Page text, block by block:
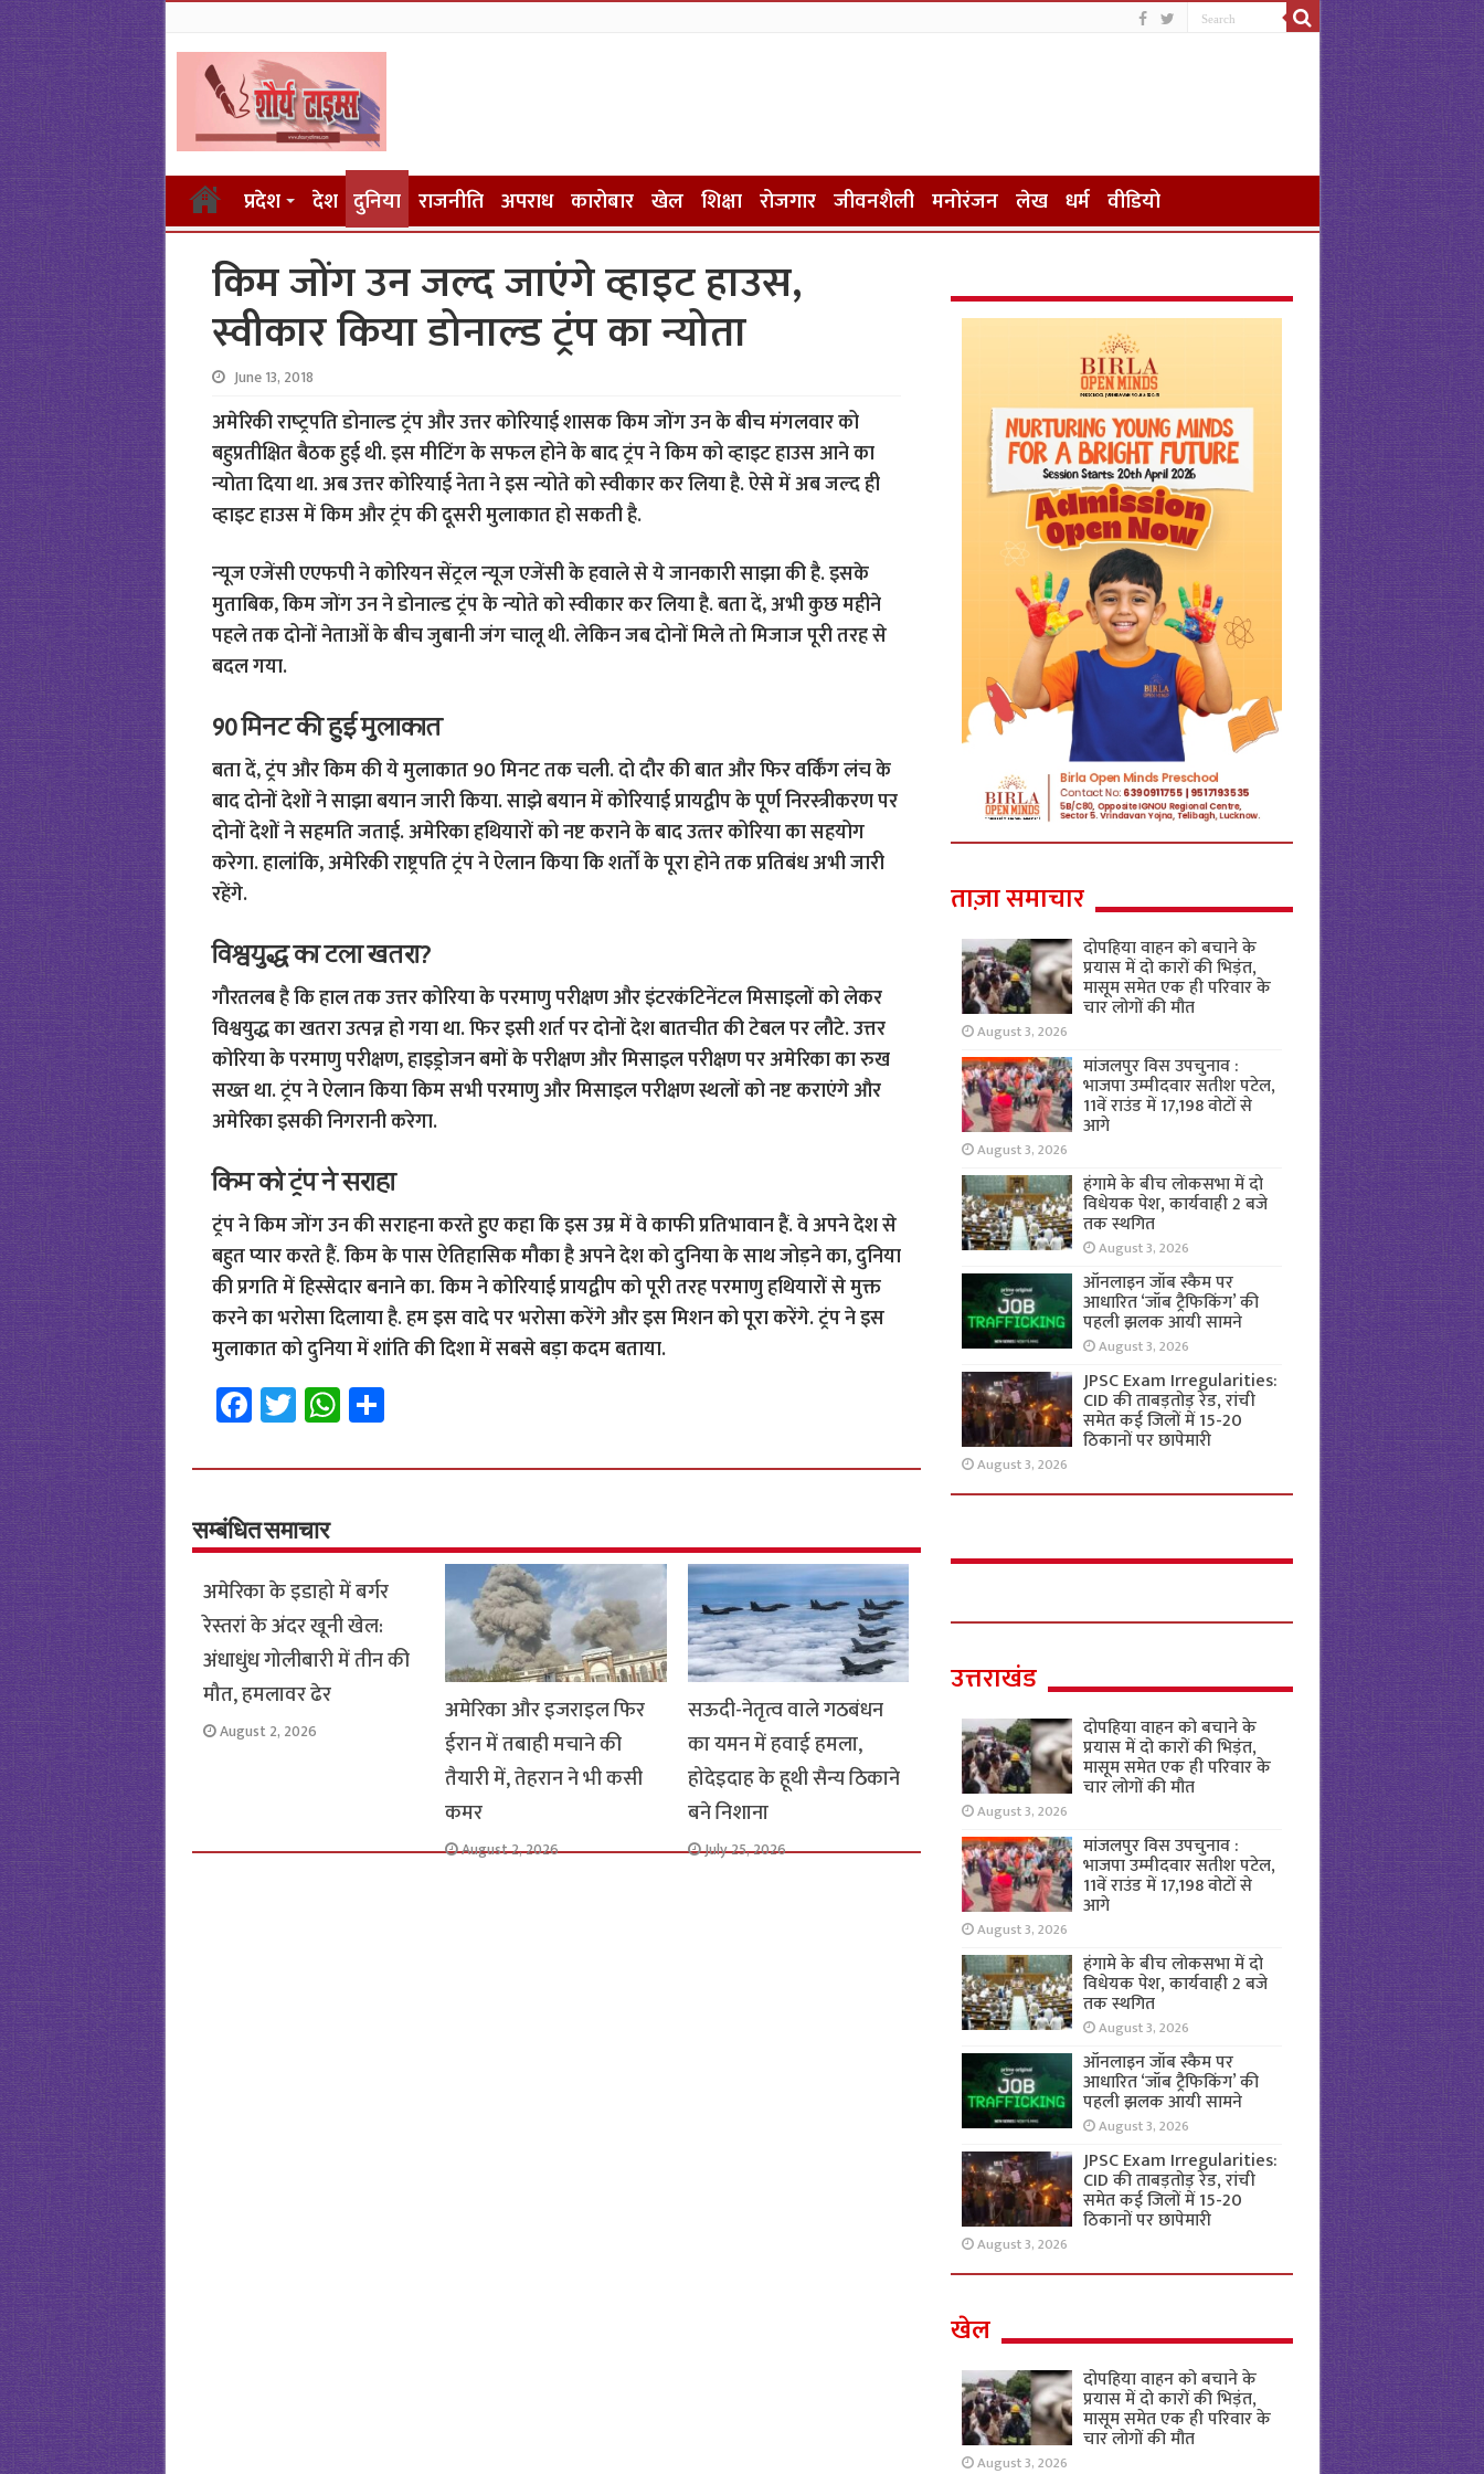
प्रदेश देश दुनिया राजनीति अपराध कारोबार खेल शिक्षा रोजगार जीवनशैली मनोरंजन लेख धर्म वीडियो
किम जोंग उन जल्‍द जाएंगे व्हाइट हाउस,
स्वीकार किया डोनाल्‍ड ट्रंप का न्योता
June 13, 2018
अमेरिकी राष्‍ट्रपति डोनाल्‍ड ट्रंप और उत्तर कोरियाई शासक किम जोंग उन के बीच मंगलवार को
बहुप्रतीक्षित बैठक हुई थी. इस मीटिंग के सफल होने के बाद ट्रंप ने किम को व्हाइट हाउस आने का
न्योता दिया था. अब उत्तर कोरियाई नेता ने इस न्‍योते को स्‍वीकार कर लिया है. ऐसे में अब जल्‍द ही
व्हाइट हाउस में किम और ट्रंप की दूसरी मुलाकात हो सकती है.
न्‍यूज एजेंसी एएफपी ने कोरियन सेंट्रल न्‍यूज एजेंसी के हवाले से ये जानकारी साझा की है. इसके
मुताबिक, किम जोंग उन ने डोनाल्‍ड ट्रंप के न्‍योते को स्‍वीकार कर लिया है. बता दें, अभी कुछ महीने
पहले तक दोनों नेताओं के बीच जुबानी जंग चालू थी. लेकिन जब दोनों मिले तो मिजाज पूरी तरह से
बदल गया.
90 मिनट की हुई मुलाकात
बता दें, ट्रंप और किम की ये मुलाकात 90 मिनट तक चली. दो दौर की बात और फिर वर्किंग लंच के
बाद दोनों देशों ने साझा बयान जारी किया. साझे बयान में कोरियाई प्रायद्वीप के पूर्ण निरस्त्रीकरण पर
दोनों देशों ने सहमति जताई. अमेरिका हथियारों को नष्ट कराने के बाद उत्‍तर कोरिया का सहयोग
करेगा. हालांकि, अमेरिकी राष्ट्रपति ट्रंप ने ऐलान किया कि शर्तों के पूरा होने तक प्रतिबंध अभी जारी
रहेंगे.
विश्वयुद्ध का टला खतरा?
गौरतलब है कि हाल तक उत्तर कोरिया के परमाणु परीक्षण और इंटरकंटिनेंटल मिसाइलों को लेकर
विश्वयुद्ध का खतरा उत्पन्न हो गया था. फिर इसी शर्त पर दोनों देश बातचीत की टेबल पर लौटे. उत्तर
कोरिया के परमाणु परीक्षण, हाइड्रोजन बमों के परीक्षण और मिसाइल परीक्षण पर अमेरिका का रुख
सख्त था. ट्रंप ने ऐलान किया किम सभी परमाणु और मिसाइल परीक्षण स्थलों को नष्ट कराएंगे और
अमेरिका इसकी निगरानी करेगा.
किम को ट्रंप ने सराहा
ट्रंप ने किम जोंग उन की सराहना करते हुए कहा कि इस उम्र में वे काफी प्रतिभावान हैं. वे अपने देश से
बहुत प्यार करते हैं. किम के पास ऐतिहासिक मौका है अपने देश को दुनिया के साथ जोड़ने का, दुनिया
की प्रगति में हिस्सेदार बनाने का. किम ने कोरियाई प्रायद्वीप को पूरी तरह परमाणु हथियारों से मुक्त
करने का भरोसा दिलाया है. हम इस वादे पर भरोसा करेंगे और इस मिशन को पूरा करेंगे. ट्रंप ने इस
मुलाकात को दुनिया में शांति की दिशा में सबसे बड़ा कदम बताया.
Fa
ce
b
o
o
k
T
wi
tt
er
W
h
at
p
p
S
h
ar
सम्बंधित समाचार
अमेरिका के इडाहो में बर्गर
रेस्तरां के अंदर खूनी खेल:
अंधाधुंध गोलीबारी में तीन की
मौत, हमलावर ढेर
August 2, 2026
अमेरिका और इजराइल फिर
ईरान में तबाही मचाने की
तैयारी में, तेहरान ने भी कसी
कमर
August 2, 2026
सऊदी-नेतृत्व वाले गठबंधन
का यमन में हवाई हमला,
होदेइदाह के हूथी सैन्य ठिकाने
बने निशाना
July 25, 2026
ताज़ा समाचार
दोपहिया वाहन को बचाने के
प्रयास में दो कारों की भिड़ंत,
मासूम समेत एक ही परिवार के
चार लोगों की मौत
August 3, 2026
मांजलपुर विस उपचुनाव :
भाजपा उम्मीदवार सतीश पटेल,
11वें राउंड में 17,198 वोटों से
आगे
August 3, 2026
हंगामे के बीच लोकसभा में दो
विधेयक पेश, कार्यवाही 2 बजे
तक स्थगित
August 3, 2026
ऑनलाइन जॉब स्कैम पर
आधारित ‘जॉब ट्रैफिकिंग’ की
पहली झलक आयी सामने
August 3, 2026
JPSC Exam Irregularities:
CID की ताबड़तोड़ रेड, रांची
समेत कई जिलों में 15-20
ठिकानों पर छापेमारी
August 3, 2026
उत्तराखंड
दोपहिया वाहन को बचाने के
प्रयास में दो कारों की भिड़ंत,
मासूम समेत एक ही परिवार के
चार लोगों की मौत
August 3, 2026
मांजलपुर विस उपचुनाव :
भाजपा उम्मीदवार सतीश पटेल,
11वें राउंड में 17,198 वोटों से
आगे
August 3, 2026
हंगामे के बीच लोकसभा में दो
विधेयक पेश, कार्यवाही 2 बजे
तक स्थगित
August 3, 2026
ऑनलाइन जॉब स्कैम पर
आधारित ‘जॉब ट्रैफिकिंग’ की
पहली झलक आयी सामने
August 3, 2026
JPSC Exam Irregularities:
CID की ताबड़तोड़ रेड, रांची
समेत कई जिलों में 15-20
ठिकानों पर छापेमारी
August 3, 2026
खेल
दोपहिया वाहन को बचाने के
प्रयास में दो कारों की भिड़ंत,
मासूम समेत एक ही परिवार के
चार लोगों की मौत
August 3, 2026